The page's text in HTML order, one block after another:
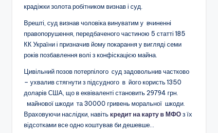
крадіжки золота робітником визнав і суд.
Врешті, суд визнав чоловіка винуватим у вчиненні
правопорушення, передбаченого частиною 5 статті 185
КК України і призначив йому покарання у вигляді семи
років позбавлення волі з конфіскацією майна.
Цивільний позов потерпілого суд задовольнив частково
– ухвалив стягнути з підсудного в його користь 1350
доларів США, що в еквіваленті становить 29794 грн.
майнової шкоди та 30000 гривень моральної шкоди.
Враховуючи наслідки, навіть кредит на карту в МФОз їх
відсотками все одно коштував би дешевше…